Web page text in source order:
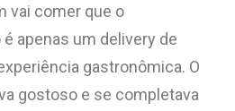
vai comer que o
apenas um delivery de
gastronômica. O
gostoso e se completava